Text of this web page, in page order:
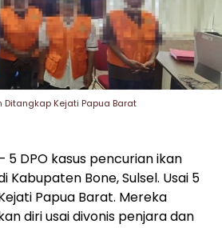
Ditangkap Kejati Papua Barat
5 DPO kasus pencurian ikan
Kabupaten Bone, Sulsel. Usai 5
Papua Barat. Mereka
diri usai divonis penjara dan